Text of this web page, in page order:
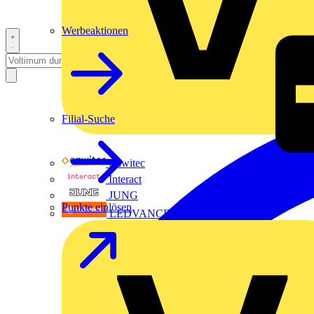
Enwitec
Interact
JUNG
LEDVANCE
Werbeaktionen
Filial-Suche
Punkte einlösen